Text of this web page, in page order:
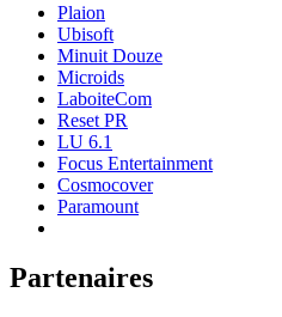
Plaion
Ubisoft
Minuit Douze
Microids
LaboiteCom
Reset PR
LU 6.1
Focus Entertainment
Cosmocover
Paramount
Partenaires